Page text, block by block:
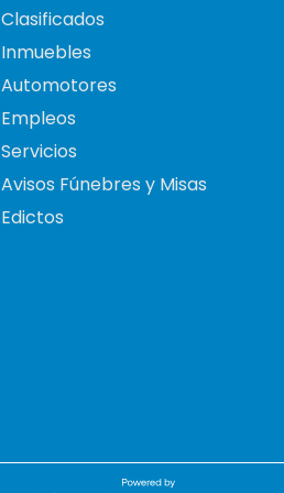
Clasificados
Inmuebles
Automotores
Empleos
Servicios
Avisos Fúnebres y Misas
Edictos